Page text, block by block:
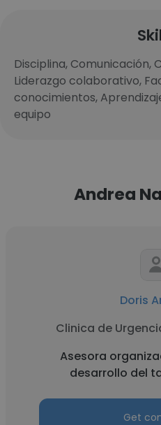
Disciplina, Comunicación,
Liderazgo colaborativo,
conocimientos,
equipo
Andrea
Doris
Clinica de
Asesora
desarrollo del
Get